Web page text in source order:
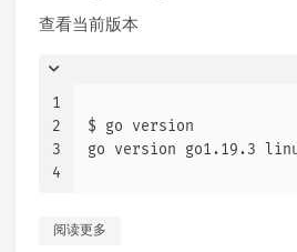
查看当前版本
1
2
3
4
$ go version
go version go1.19.3
阅读更多